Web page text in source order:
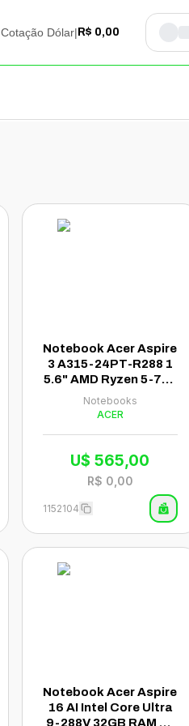
Cotação Dólar| R$ 0,00
Notebook Acer Aspire
3 A315-24PT-R288 1
5.6" AMD Ryzen 5-752
0U 1TB SSD 16GB RA
M - Prata
Notebooks
ACER
U$565,00
R$ 0,00
1152104
Notebook Acer Aspire
16 AI Intel Core Ultra
9-288V 32GB RAM 1T